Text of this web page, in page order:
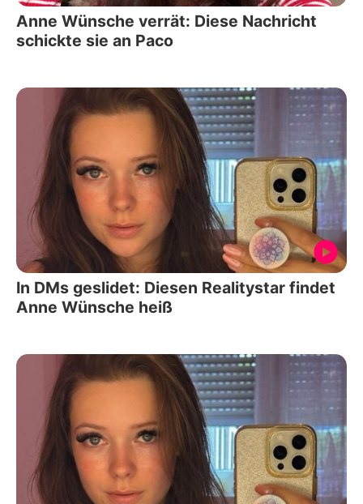
Anne Wünsche verrät: Diese Nachricht
schickte sie an Paco
In DMs geslidet: Diesen Realitystar findet
Anne Wünsche heiß